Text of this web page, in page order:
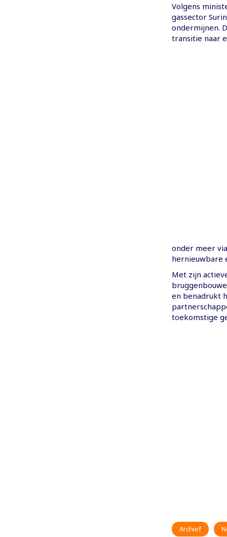
Volgens
gassector
ondermijnen.
transitie naar
onder meer
hernieuwbare
Met zijn
en benadrukt
toekomstige
Archief